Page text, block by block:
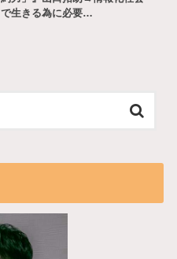
で生きる為に必要…